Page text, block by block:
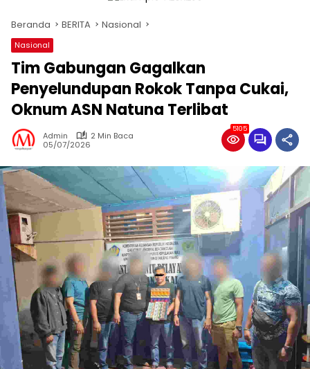
Beranda BERITA Nasional
Nasional
Tim Gabungan Gagalkan
Penyelundupan Rokok Tanpa Cukai,
Oknum ASN Natuna Terlibat
Admin
2 Min Baca
05/07/2026
5105